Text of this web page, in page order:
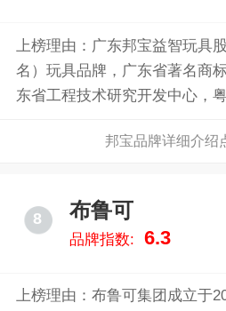
上榜理由：广东邦宝益智玩具
名）玩具品牌，广东省著名商
东省工程技术研究开发中心，
体的中外合资企业。邦宝品牌详细介绍
8 布鲁可
品牌指数: 6.3
上榜理由：布鲁可集团成立于